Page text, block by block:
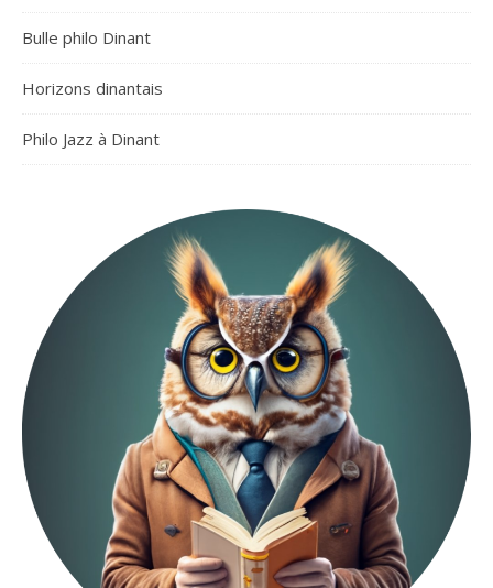
Bulle philo Dinant
Horizons dinantais
Philo Jazz à Dinant